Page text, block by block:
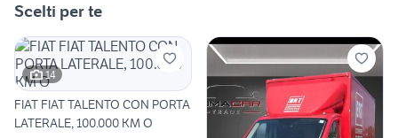
Scelti per te
14
FIAT FIAT TALENTO CON PORTA
LATERALE, 100.000 KM O